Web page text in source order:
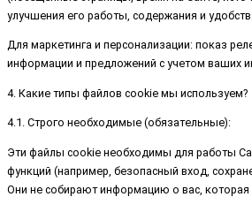
улучшения его работы, содержания и
Для маркетинга и персонализации: показ
информации и предложений с учетом ваших
4. Какие типы файлов cookie мы используем?
4.1. Строго необходимые (обязательные):
Эти файлы cookie необходимы для работы
функций (например, безопасный вход,
Они не собирают информацию о вас,